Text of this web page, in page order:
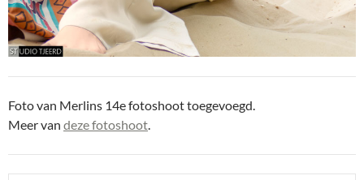
Foto van Merlins 14e fotoshoot toegevoegd.
Meer van deze fotoshoot.